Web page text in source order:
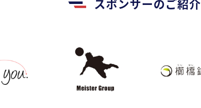
スポンサーのご紹介